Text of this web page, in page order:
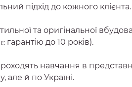
підхід до кожного
та оригінальної
гарантію до 10 років).
навчання в
але й по Україні.